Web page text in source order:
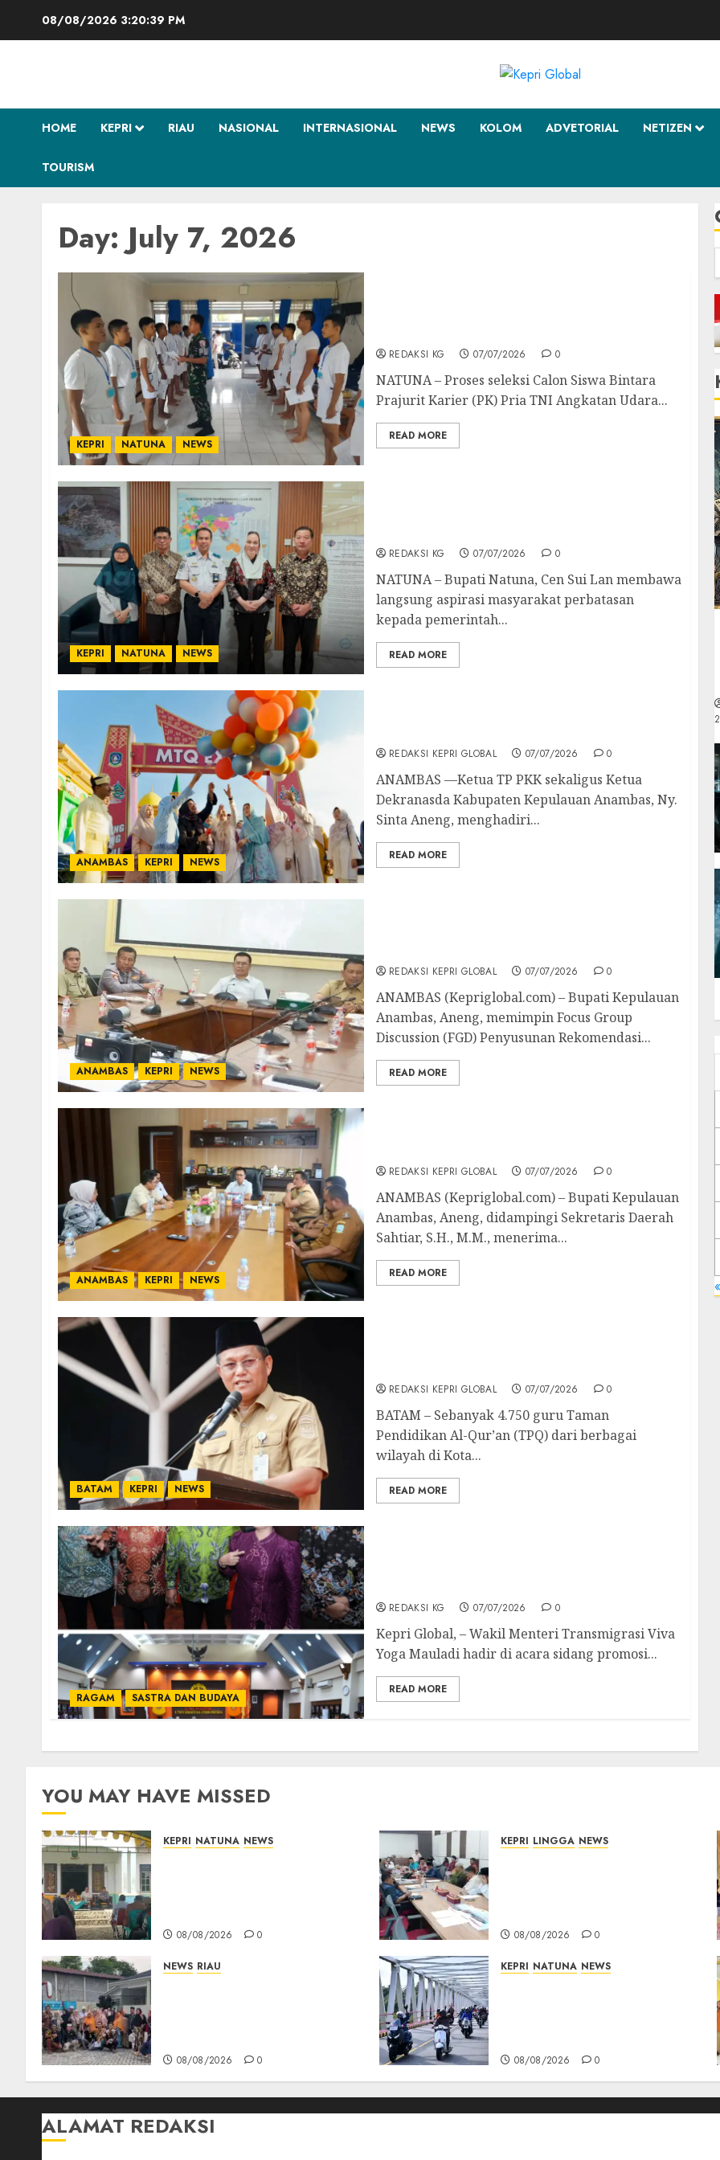
08/08/2026 3:20:40 PM
HOME KEPRI RIAU NASIONAL INTERNASIONAL NEWS KOLOM ADVETORIAL NETIZEN
TOURISM
Day:July 7, 2026
KEPRI NATUNA NEWS
REDAKSI KG 07/07/2026 0
NATUNA – Proses seleksi Calon Siswa Bintara
Prajurit Karier (PK) Pria TNI Angkatan Udara...
READ MORE
KEPRI NATUNA NEWS
REDAKSI KG 07/07/2026 0
NATUNA – Bupati Natuna, Cen Sui Lan membawa
langsung aspirasi masyarakat perbatasan
kepada pemerintah...
READ MORE
ANAMBAS KEPRI NEWS
REDAKSI KEPRI GLOBAL 07/07/2026 0
ANAMBAS —Ketua TP PKK sekaligus Ketua
Dekranasda Kabupaten Kepulauan Anambas, Ny.
Sinta Aneng, menghadiri...
READ MORE
ANAMBAS KEPRI NEWS
REDAKSI KEPRI GLOBAL 07/07/2026 0
ANAMBAS (Kepriglobal.com) – Bupati Kepulauan
Anambas, Aneng, memimpin Focus Group
Discussion (FGD) Penyusunan Rekomendasi...
READ MORE
ANAMBAS KEPRI NEWS
REDAKSI KEPRI GLOBAL 07/07/2026 0
ANAMBAS (Kepriglobal.com) – Bupati Kepulauan
Anambas, Aneng, didampingi Sekretaris Daerah
Sahtiar, S.H., M.M., menerima...
READ MORE
BATAM KEPRI NEWS
REDAKSI KEPRI GLOBAL 07/07/2026 0
BATAM – Sebanyak 4.750 guru Taman
Pendidikan Al-Qur’an (TPQ) dari berbagai
wilayah di Kota...
READ MORE
RAGAM SASTRA DAN BUDAYA
REDAKSI KG 07/07/2026 0
Kepri Global, – Wakil Menteri Transmigrasi Viva
Yoga Mauladi hadir di acara sidang promosi...
READ MORE
YOU MAY HAVE MISSED
KEPRI NATUNA NEWS
08/08/2026 0
KEPRI LINGGA NEWS
08/08/2026 0
NEWS RIAU
08/08/2026 0
KEPRI NATUNA NEWS
08/08/2026 0
ALAMAT REDAKSI